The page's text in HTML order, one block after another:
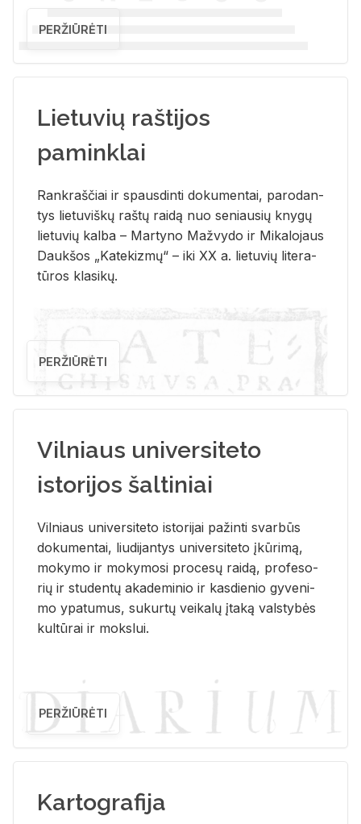
PERŽIŪRĖTI
Lietuvių raštijos
paminklai
Rank­raš­čiai ir spaus­din­ti do­ku­men­tai, pa­ro­dan­
tys lie­tu­viš­kų raš­tų rai­dą nuo se­niau­sių kny­gų
lie­tu­vių kal­ba – Mar­ty­no Ma­žvy­do ir Mi­ka­lo­jaus
Dauk­šos „Ka­te­kiz­mų“ – iki XX a. lie­tu­vių li­te­ra­
tū­ros kla­si­kų.
PERŽIŪRĖTI
Vilniaus universiteto
istorijos šaltiniai
Vil­niaus uni­ver­si­te­to is­to­ri­jai pa­žin­ti svar­būs
do­ku­men­tai, liu­di­jan­tys uni­ver­si­te­to įkū­ri­mą,
mo­ky­mo ir mo­ky­mo­si pro­ce­sų rai­dą, pro­fe­so­
rių ir stu­den­tų aka­de­mi­nio ir kas­die­nio gy­ve­ni­
mo ypa­tu­mus, su­kur­tų vei­ka­lų įta­ką vals­ty­bės
kul­tū­rai ir moks­lui.
PERŽIŪRĖTI
Kartografija